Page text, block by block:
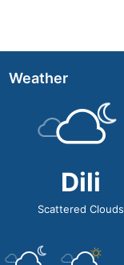
Weather
Dili
Scattered Clouds